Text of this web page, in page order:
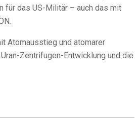
für das US-Militär – auch das mit
Atomausstieg und atomarer
Zentrifugen-Entwicklung und die